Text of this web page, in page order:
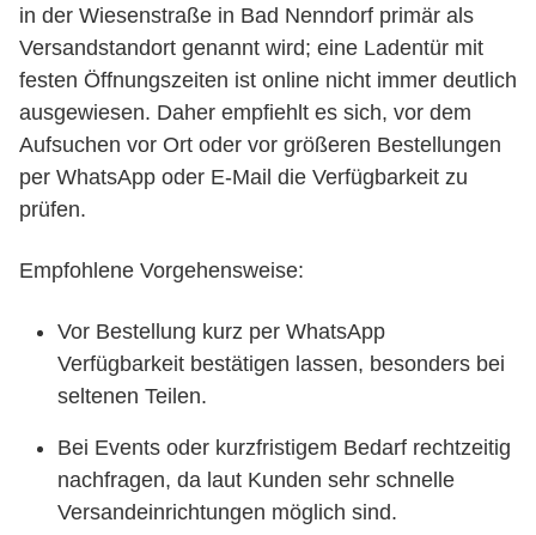
in der Wiesenstraße in Bad Nenndorf primär als
Versandstandort genannt wird; eine Ladentür mit
festen Öffnungszeiten ist online nicht immer deutlich
ausgewiesen. Daher empfiehlt es sich, vor dem
Aufsuchen vor Ort oder vor größeren Bestellungen
per WhatsApp oder E-Mail die Verfügbarkeit zu
prüfen.
Empfohlene Vorgehensweise:
Vor Bestellung kurz per WhatsApp
Verfügbarkeit bestätigen lassen, besonders bei
seltenen Teilen.
Bei Events oder kurzfristigem Bedarf rechtzeitig
nachfragen, da laut Kunden sehr schnelle
Versandeinrichtungen möglich sind.